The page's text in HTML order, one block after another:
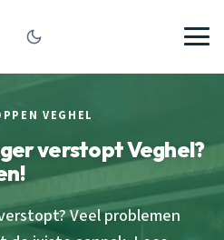
VEGHEL
verstopt Veghel?
Veel problemen